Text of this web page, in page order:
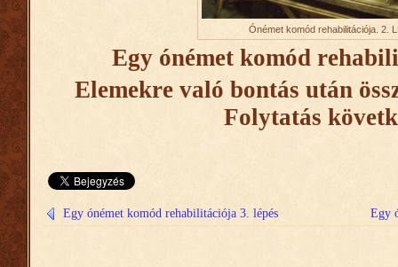
Ónémet komód rehabilitációja. 2.
Egy ónémet komód
Elemekre való bontás után
Folytatás
Egy ónémet komód rehabilitációja 3. lépés Egy